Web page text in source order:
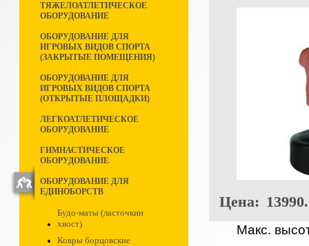
ТЯЖЕЛОАТЛЕТИЧЕСКОЕ
ОБОРУДОВАНИЕ
ОБОРУДОВАНИЕ ДЛЯ
ИГРОВЫХ ВИДОВ СПОРТА
(ЗАКРЫТЫЕ ПОМЕЩЕНИЯ)
ОБОРУДОВАНИЕ ДЛЯ
ИГРОВЫХ ВИДОВ СПОРТА
(ОТКРЫТЫЕ ПЛОЩАДКИ)
ЛЕГКОАТЛЕТИЧЕСКОЕ
ОБОРУДОВАНИЕ
ГИМНАСТИЧЕСКОЕ
ОБОРУДОВАНИЕ
ОБОРУДОВАНИЕ ДЛЯ
ЕДИНОБОРСТВ
Будо-маты (ласточкин
хвост)
Ковры борцовские
Цена:
Макс.